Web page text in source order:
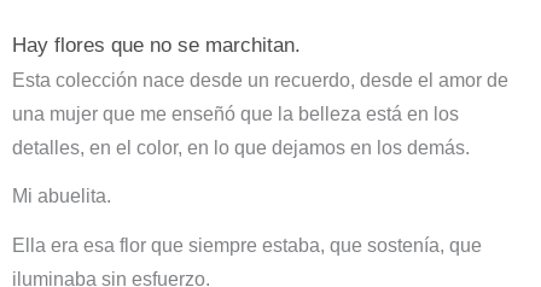
Hay flores que no se marchitan.
Esta colección nace desde un recuerdo, desde el amor de
una mujer que me enseñó que la belleza está en los
detalles, en el color, en lo que dejamos en los demás.
Mi abuelita.
Ella era esa flor que siempre estaba, que sostenía, que
iluminaba sin esfuerzo.